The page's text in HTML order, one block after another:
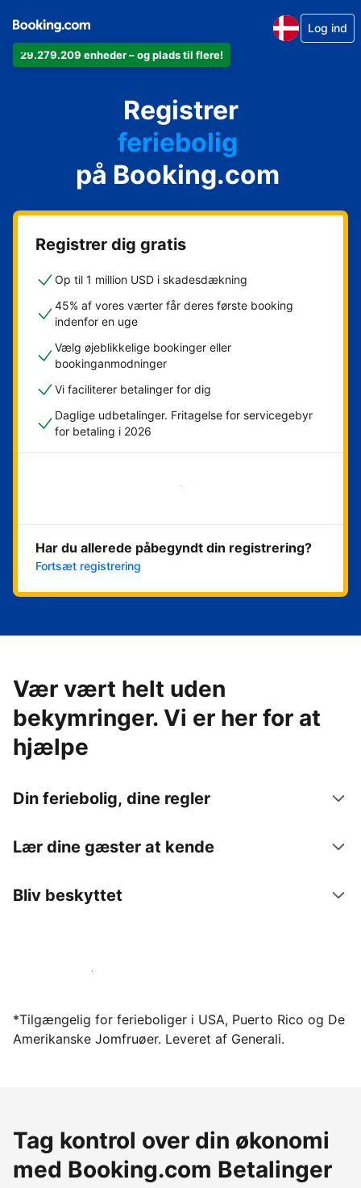
29.279.209 enheder – og plads til flere!
Log ind
Registrer
din lejlighed
dit hotel
feriebolig
dit pensionat
dit bed & breakfast
på Booking.com
Registrer dig gratis
Op til 1 million USD i skadesdækning
45% af vores værter får deres første booking
indenfor en uge
Vælg øjeblikkelige bookinger eller
bookinganmodninger
Vi faciliterer betalinger for dig
Daglige udbetalinger. Fritagelse for servicegebyr
for betaling i 2026
Kom i gang med det samme
Har du allerede påbegyndt din registrering?
Fortsæt registrering
Vær vært helt uden
bekymringer. Vi er her for at
hjælpe
Din feriebolig, dine regler
Lær dine gæster at kende
Bliv beskyttet
Bliv vært hos os i dag
*Tilgængelig for ferieboliger i USA, Puerto Rico og De
Amerikanske Jomfruøer. Leveret af Generali.
Tag kontrol over din økonomi
med Booking.com Betalinger